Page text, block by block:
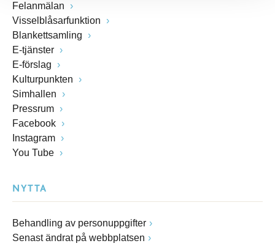
Felanmälan
Visselblåsarfunktion
Blankettsamling
E-tjänster
E-förslag
Kulturpunkten
Simhallen
Pressrum
Facebook
Instagram
You Tube
NYTTA
Behandling av personuppgifter
Senast ändrat på webbplatsen